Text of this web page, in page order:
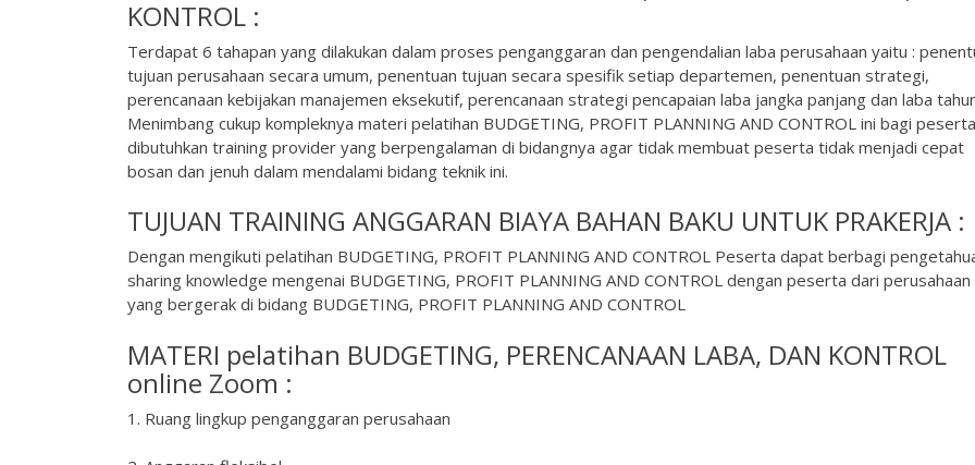
KONTROL :
Terdapat 6 tahapan yang dilakukan dalam proses penganggaran dan pengendalian laba perusahaan yaitu :
tujuan perusahaan secara umum, penentuan tujuan secara spesifik setiap departemen, penentuan strategi,
perencanaan kebijakan manajemen eksekutif, perencanaan strategi pencapaian laba jangka panjang dan laba
Menimbang cukup kompleknya materi pelatihan BUDGETING, PROFIT PLANNING AND CONTROL ini bagi
dibutuhkan training provider yang berpengalaman di bidangnya agar tidak membuat peserta tidak menjadi cepat
bosan dan jenuh dalam mendalami bidang teknik ini.
TUJUAN TRAINING ANGGARAN BIAYA BAHAN BAKU UNTUK PRAKERJA :
Dengan mengikuti pelatihan BUDGETING, PROFIT PLANNING AND CONTROL Peserta dapat berbagi
sharing knowledge mengenai BUDGETING, PROFIT PLANNING AND CONTROL dengan peserta dari perusahaan
yang bergerak di bidang BUDGETING, PROFIT PLANNING AND CONTROL
MATERI pelatihan BUDGETING, PERENCANAAN LABA, DAN KONTROL
online Zoom :
1. Ruang lingkup penganggaran perusahaan